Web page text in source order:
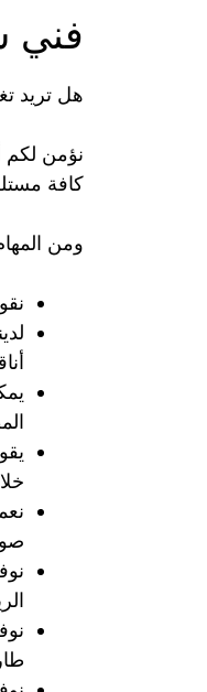
فني
هل تريد
نؤمن لكم
كافة
ومن